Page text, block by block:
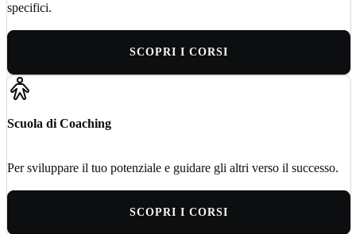
specifici.
SCOPRI I CORSI
Scuola di Coaching
Per sviluppare il tuo potenziale e guidare gli altri verso il successo.
SCOPRI I CORSI